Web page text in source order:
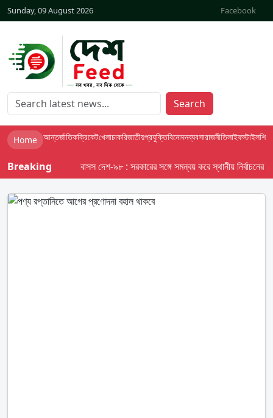
Sunday, 09 August 2026 Facebook
Search
Home আন্তর্জাতিকক্রিকেটখেলাচাকরিজাতীয়প্রযুক্তিবিনোদনব্যবসারাজনীতিলাইফস্টাইলশিক্ষা
Breaking বাসস দেশ-৯৮ : সরকারের সঙ্গে সমন্বয় করে স্থানীয় নির্বাচনের